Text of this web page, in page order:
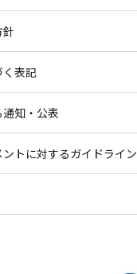
表記
知・公表
トに対するガイドライン